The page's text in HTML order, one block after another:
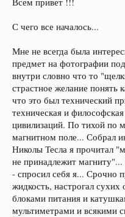
С чего все началось...
Мне не всегда была
предмет на фотографии
внутри словно что то
страстное желание понять
что это был технический
техническая и
цивилизаций. По тихой по
магнитном поле... Собрал
Николы Тесла я прочитал
не принадлежит
- спросил себя я... Срочно
жидкость, настрогал
блоками питания и
мультиметрами и всякими